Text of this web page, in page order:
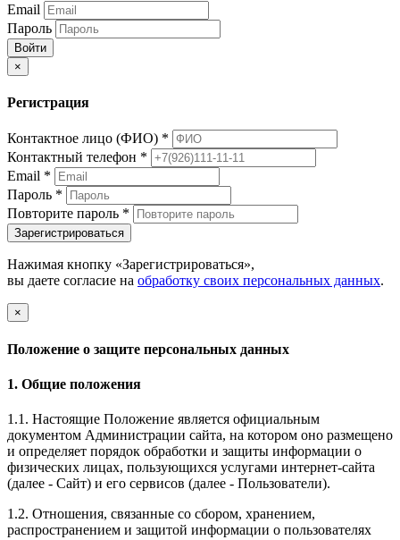
Email
Пароль
Войти
×
Регистрация
Контактное лицо (ФИО) *
Контактный телефон *
Email *
Пароль *
Повторите пароль *
Зарегистрироваться
Нажимая кнопку «Зарегистрироваться»,
вы даете согласие на обработку своих персональных данных.
×
Положение о защите персональных данных
1. Общие положения
1.1. Настоящие Положение является официальным
документом Администрации сайта, на котором оно размещено
и определяет порядок обработки и защиты информации о
физических лицах, пользующихся услугами интернет-сайта
(далее - Сайт) и его сервисов (далее - Пользователи).
1.2. Отношения, связанные со сбором, хранением,
распространением и защитой информации о пользователях